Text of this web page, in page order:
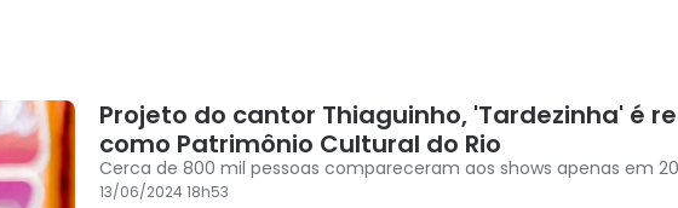
Projeto do cantor Thiaguinho, 'Tardezinha' é
como Patrimônio Cultural do Rio
Cerca de 800 mil pessoas compareceram aos shows apenas em
13/06/2024 18h53